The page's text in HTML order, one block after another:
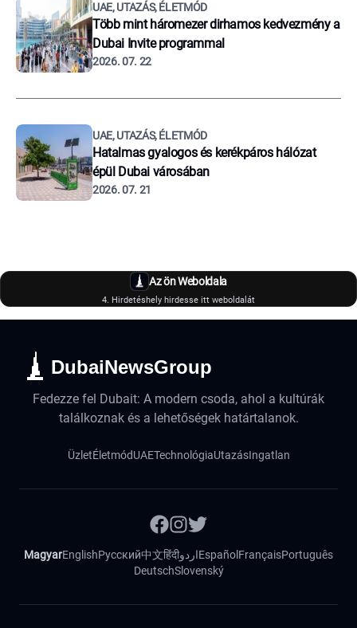
UAE, UTAZÁS, ÉLETMÓD
Több mint háromezer dirhamos kedvezmény a
Dubai Invite programmal
2026. 07. 22
UAE, UTAZÁS, ÉLETMÓD
Hatalmas gyalogos és kerékpáros hálózat
épül Dubai városában
2026. 07. 21
Az ön Weboldala
4. Hirdetéshely hirdesse itt weboldalát
DubaiNewsGroup
Fedezze fel Dubait: A modern csoda, ahol a kultúrák
találkoznak és a lehetőségek határtalanok.
ÜzletÉletmódUAETechnológiaUtazásIngatlan
MagyarEnglishРусский中文हिंदीاردوEspañol FrançaisPortuguês
DeutschSlovenský